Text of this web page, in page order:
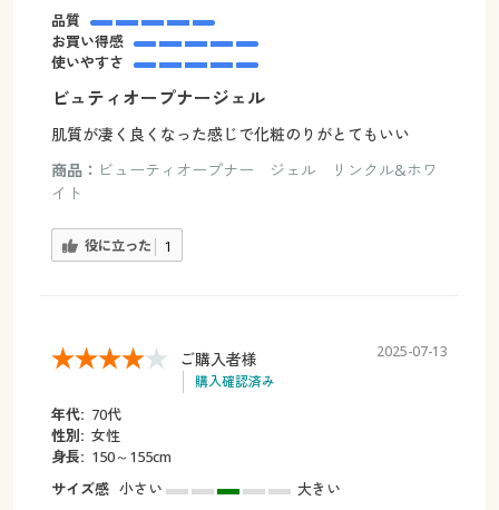
品質
お買い得感
使いやすさ
ビュティオープナージェル
肌質が凄く良くなった感じで化粧のりがとてもいい
商品： ビューティオープナー ジェル リンクル&ホワ
イト
役に立った 1
ご購入者様
購入確認済み
2025-07-13
年代: 70代
性別: 女性
身長: 150～155cm
サイズ感 小さい
大きい